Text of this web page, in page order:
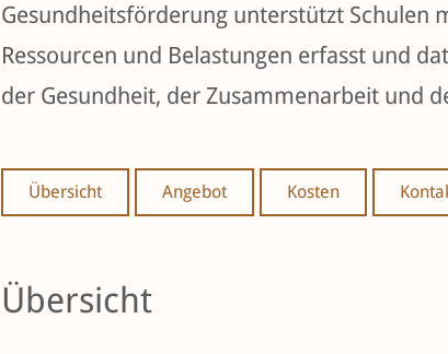
Gesundheitsförderung unterstützt Schulen
Ressourcen und Belastungen erfasst und
der Gesundheit, der Zusammenarbeit und
Übersicht Angebot Kosten
Übersicht